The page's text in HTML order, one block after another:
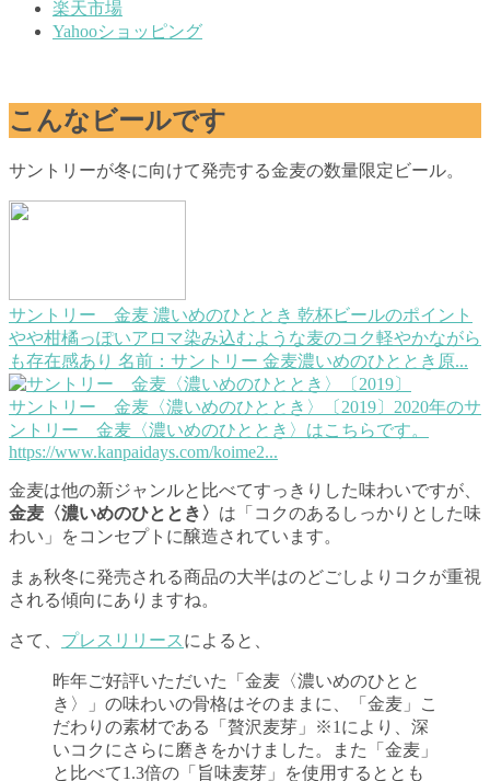
楽天市場
Yahooショッピング
こんなビールです
サントリーが冬に向けて発売する金麦の数量限定ビール。
サントリー 金麦 濃いめのひととき 乾杯ビールのポイント
やや柑橘っぽいアロマ染み込むような麦のコク軽やかながら
も存在感あり 名前：サントリー 金麦濃いめのひととき原...
サントリー 金麦〈濃いめのひととき〉〔2019〕 2020年のサ
ントリー 金麦〈濃いめのひととき〉はこちらです。
https://www.kanpaidays.com/koime2...
金麦は他の新ジャンルと比べてすっきりした味わいですが、
金麦〈濃いめのひととき〉 は「コクのあるしっかりとした味
わい」をコンセプトに醸造されています。
まぁ秋冬に発売される商品の大半はのどごしよりコクが重視
される傾向にありますね。
さて、 プレスリリース によると、
昨年ご好評いただいた「金麦〈濃いめのひとと
き〉」の味わいの骨格はそのままに、「金麦」こ
だわりの素材である「贅沢麦芽」※1により、深
いコクにさらに磨きをかけました。また「金麦」
と比べて1.3倍の「旨味麦芽」を使用するととも